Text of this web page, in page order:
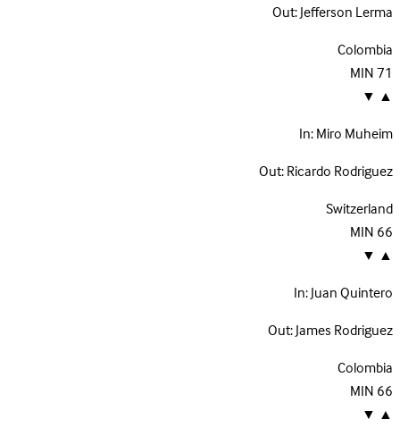
Out:Jefferson Lerma
Colombia
71
MIN
▲
▼
In:Miro Muheim
Out:Ricardo Rodriguez
Switzerland
66
MIN
▲
▼
In:Juan Quintero
Out:James Rodriguez
Colombia
66
MIN
▲
▼